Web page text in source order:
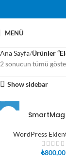
MENÜ
Ana Sayfa Ürünler
2 sonucun tümü
Show sidebar
SmartMag
WordPress
₺800,00